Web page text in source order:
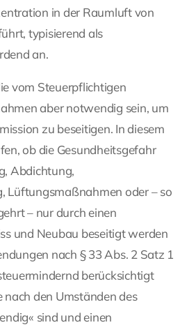
in der Raumluft von
typisierend als
an.
vom Steuerpflichtigen
aber notwendig sein, um
zu beseitigen. In diesem
ob die Gesundheitsgefahr
Abdichtung,
Lüftungsmaßnahmen oder – so
– nur durch einen
und Neubau beseitigt werden
nach § 33 Abs. 2 Satz 1
berücksichtigt
den Umständen des
sind und einen